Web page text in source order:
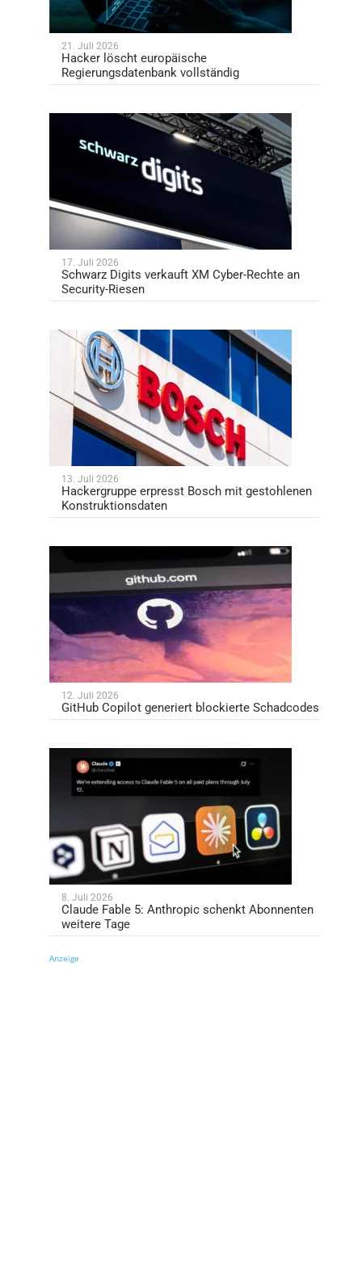
21. Juli 2026
Hacker löscht europäische
Regierungsdatenbank vollständig
17. Juli 2026
Schwarz Digits verkauft XM Cyber-Rechte an
Security-Riesen
13. Juli 2026
Hackergruppe erpresst Bosch mit gestohlenen
Konstruktionsdaten
12. Juli 2026
GitHub Copilot generiert blockierte Schadcodes
8. Juli 2026
Claude Fable 5: Anthropic schenkt Abonnenten
weitere Tage
Anzeige